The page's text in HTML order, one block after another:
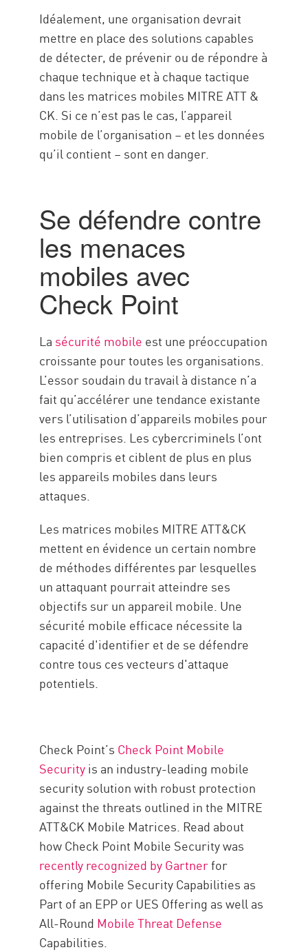
Idéalement, une organisation devrait
mettre en place des solutions capables
de détecter, de prévenir ou de répondre à
chaque technique et à chaque tactique
dans les matrices mobiles MITRE ATT &
CK. Si ce n’est pas le cas, l’appareil
mobile de l’organisation – et les données
qu’il contient – sont en danger.
Se défendre contre
les menaces
mobiles avec
Check Point
La sécurité mobile est une préoccupation
croissante pour toutes les organisations.
L’essor soudain du travail à distance n’a
fait qu’accélérer une tendance existante
vers l’utilisation d’appareils mobiles pour
les entreprises. Les cybercriminels l’ont
bien compris et ciblent de plus en plus
les appareils mobiles dans leurs
attaques.
Les matrices mobiles MITRE ATT&CK
mettent en évidence un certain nombre
de méthodes différentes par lesquelles
un attaquant pourrait atteindre ses
objectifs sur un appareil mobile. Une
sécurité mobile efficace nécessite la
capacité d'identifier et de se défendre
contre tous ces vecteurs d'attaque
potentiels.
Check Point’s Check Point Mobile
Securityis an industry-leading mobile
security solution with robust protection
against the threats outlined in the MITRE
ATT&CK Mobile Matrices. Read about
how Check Point Mobile Security was
recently recognized by Gartnerfor
offering Mobile Security Capabilities as
Part of an EPP or UES Offering as well as
All-Round Mobile Threat Defense
Capabilities.